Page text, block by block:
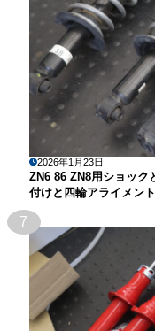
2026年1月23日
ZN6 86 ZN8用ショック
付けと四輪アライメント
7